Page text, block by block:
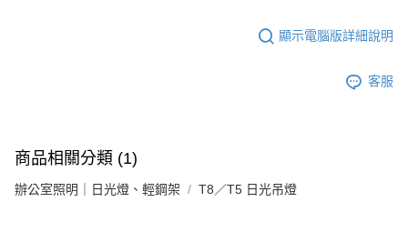
顯示電腦版詳細說明
客服
商品相關分類 (1)
辦公室照明｜日光燈、輕鋼架 T8／T5 日光吊燈